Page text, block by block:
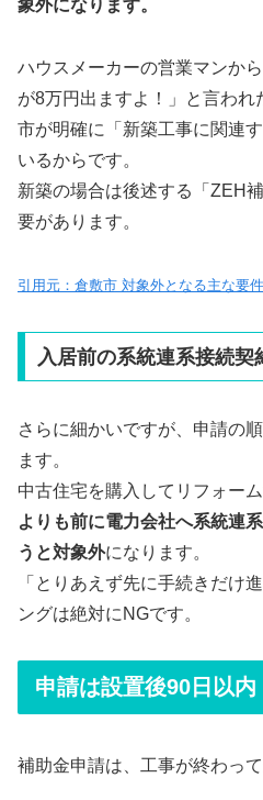
象外になります。
ハウスメーカーの営業マンか
が8万円出ますよ！」と言われ
市が明確に「新築工事に関連
いるからです。
新築の場合は後述する「ZEH
要があります。
引用元：倉敷市 対象外となる主な要件
入居前の系統連系接続契
さらに細かいですが、申請の
ます。
中古住宅を購入してリフォーム
よりも前に電力会社へ系統連
うと対象外になります。
「とりあえず先に手続きだけ
ングは絶対にNGです。
申請は設置後90日以
補助金申請は、工事が終わっ